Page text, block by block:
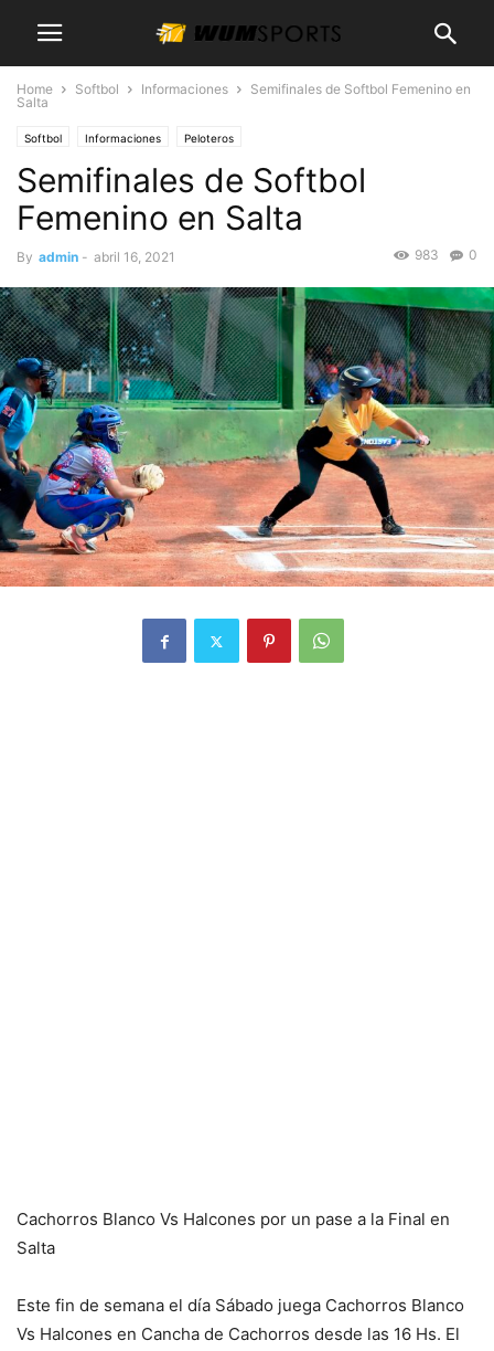
Home Softbol Informaciones
Semifinales de Softbol Femenino en
Salta
Softbol Informaciones Peloteros
Semifinales de Softbol
Femenino en Salta
By admin - abril 16, 2021 0
983
Cachorros Blanco Vs Halcones por un pase a la Final en
Salta
Este fin de semana el día Sábado juega Cachorros Blanco
Vs Halcones en Cancha de Cachorros desde las 16 Hs. El